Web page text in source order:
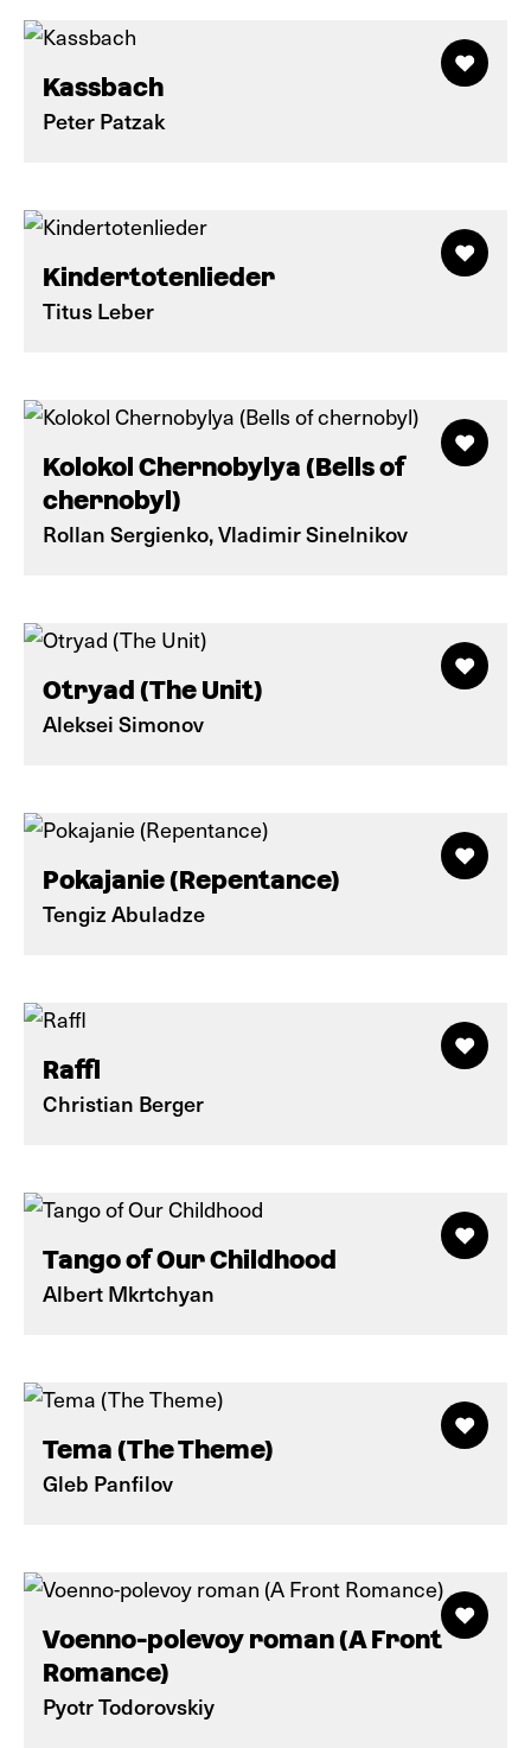
Kassbach
Peter Patzak
Kindertotenlieder
Titus Leber
Kolokol Chernobylya (Bells of
chernobyl)
Rollan Sergienko, Vladimir Sinelnikov
Otryad (The Unit)
Aleksei Simonov
Pokajanie (Repentance)
Tengiz Abuladze
Raffl
Christian Berger
Tango of Our Childhood
Albert Mkrtchyan
Tema (The Theme)
Gleb Panfilov
Voenno-polevoy roman (A Front
Romance)
Pyotr Todorovskiy